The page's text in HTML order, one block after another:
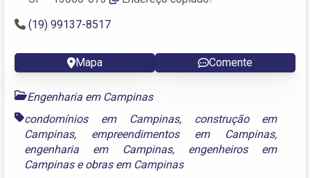
(19) 99137-8517
Mapa Comente
Engenharia em Campinas
condomínios em Campinas, construção em
Campinas, empreendimentos em Campinas,
engenharia em Campinas, engenheiros em
Campinaseobras em Campinas